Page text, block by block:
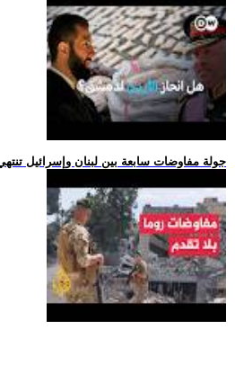
.. جولة مفاوضات سابعة بين لبنان وإسرائيل